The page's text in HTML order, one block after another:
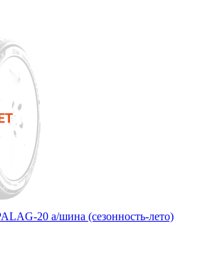
20 а/шина (сезонность-лето)